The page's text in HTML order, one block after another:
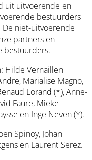
uit uitvoerende en
bestuurders
niet-uitvoerende
partners en
bestuurders.
Hilde Vernaillen
Marialise Magno,
Lorand (*), Anne-
Faure, Mieke
en Inge Neven (*).
Spinoy, Johan
en Laurent Serez.